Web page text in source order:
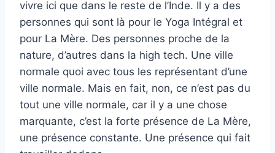
vivre ici que dans le reste de l’Inde. Il y a des
personnes qui sont là pour le Yoga Intégral et
pour La Mère. Des personnes proche de la
nature, d’autres dans la high tech. Une ville
normale quoi avec tous les représentant d’une
ville normale. Mais en fait, non, ce n’est pas du
tout une ville normale, car il y a une chose
marquante, c’est la forte présence de La Mère,
une présence constante. Une présence qui fait